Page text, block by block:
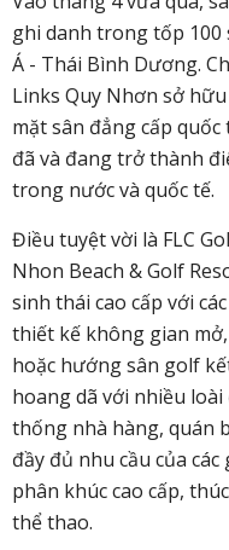
ghi danh trong tốp 100
Á - Thái Bình Dương.
Links Quy Nhơn sở
mặt sân đẳng cấp
đã và đang trở thành
trong nước và quốc tế.
Điều tuyệt vời là FLC
Nhon Beach & Golf
sinh thái cao cấp với
thiết kế không gian
hoặc hướng sân golf
hoang dã với nhiều
thống nhà hàng, quán
đầy đủ nhu cầu của
phân khúc cao cấp,
thể thao.